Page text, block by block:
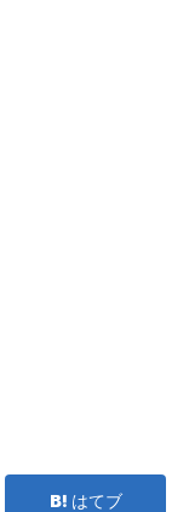
はてブ